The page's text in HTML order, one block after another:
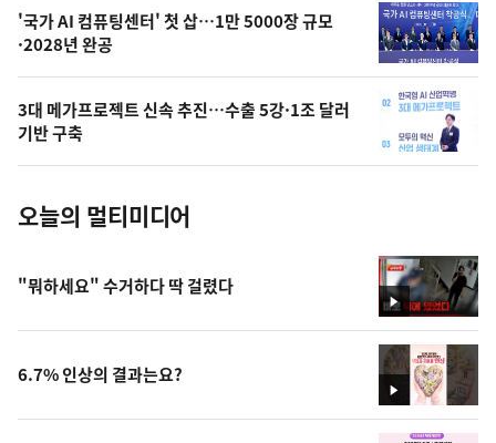
오
늘
의
사
진
'국가 AI 컴퓨팅센터' 첫 삽…1만 5000장 규모
·2028년 완공
3대 메가프로젝트 신속 추진…수출 5강·1조 달러
기반 구축
오늘의 멀티미디어
영
상
"뭐하세요" 수거하다 딱 걸렸다
영
상
6.7% 인상의 결과는요?